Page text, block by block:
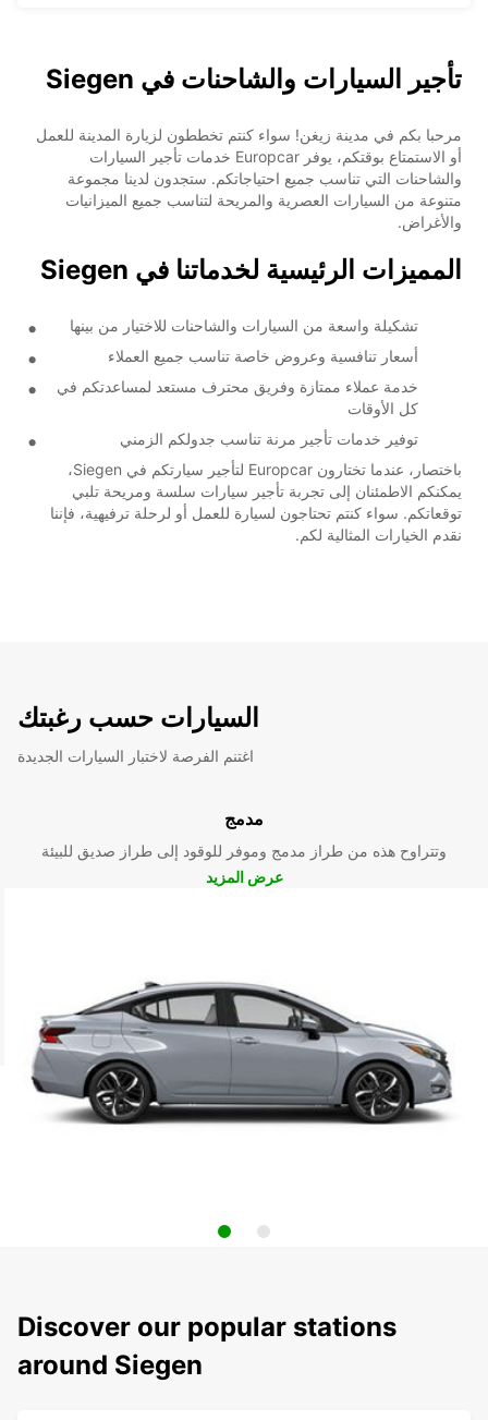
تأجير السيارات والشاحنات في Siegen
مرحبا بكم في مدينة زيغن! سواء كنتم تخططون لزيارة المدينة للعمل
أو الاستمتاع بوقتكم، يوفر Europcar خدمات تأجير السيارات
والشاحنات التي تناسب جميع احتياجاتكم. ستجدون لدينا مجموعة
متنوعة من السيارات العصرية والمريحة لتناسب جميع الميزانيات
والأغراض.
المميزات الرئيسية لخدماتنا في Siegen
تشكيلة واسعة من السيارات والشاحنات للاختيار من بينها
أسعار تنافسية وعروض خاصة تناسب جميع العملاء
خدمة عملاء ممتازة وفريق محترف مستعد لمساعدتكم في
كل الأوقات
توفير خدمات تأجير مرنة تناسب جدولكم الزمني
باختصار، عندما تختارون Europcar لتأجير سيارتكم في Siegen،
يمكنكم الاطمئنان إلى تجربة تأجير سيارات سلسة ومريحة تلبي
توقعاتكم. سواء كنتم تحتاجون لسيارة للعمل أو لرحلة ترفيهية، فإننا
نقدم الخيارات المثالية لكم.
السيارات حسب رغبتك
اغتنم الفرصة لاختبار السيارات الجديدة
مدمج
وتتراوح هذه من طراز مدمج وموفر للوقود إلى طراز صديق للبيئة
عرض المزيد
Discover our popular stations
around Siegen